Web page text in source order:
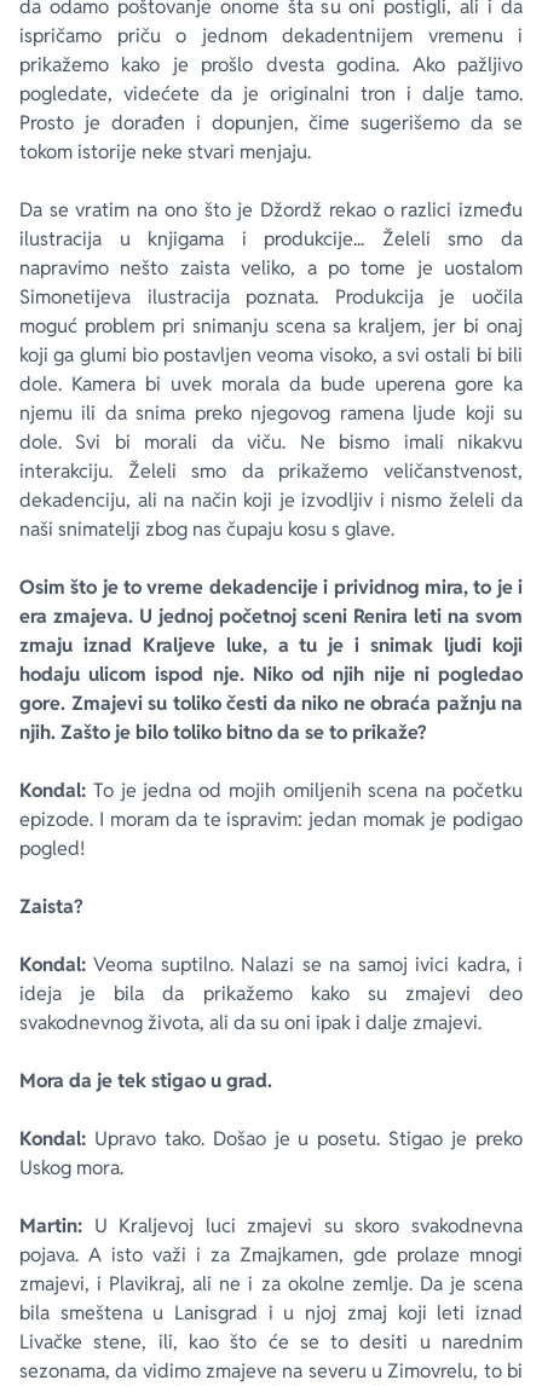
da odamo poštovanje onome šta su oni postigli, ali i da
ispričamo priču o jednom dekadentnijem vremenu i
prikažemo kako je prošlo dvesta godina. Ako pažljivo
pogledate, videćete da je originalni tron i dalje tamo.
Prosto je dorađen i dopunjen, čime sugerišemo da se
tokom istorije neke stvari menjaju.
Da se ​​vratim na ono što je Džordž rekao o razlici između
ilustracija u knjigama i produkcije... Želeli smo da
napravimo nešto zaista veliko, a po tome je uostalom
Simonetijeva ilustracija poznata. Produkcija je uočila
moguć problem pri snimanju scena sa kraljem, jer bi onaj
koji ga glumi bio postavljen veoma visoko, a svi ostali bi bili
dole. Kamera bi uvek morala da bude uperena gore ka
njemu ili da snima preko njegovog ramena ​​ljude koji su
dole. Svi bi morali da viču. Ne bismo imali nikakvu
interakciju. Želeli smo da prikažemo veličanstvenost,
dekadenciju, ali na način koji je izvodljiv i nismo želeli da
naši snimatelji zbog nas čupaju kosu s glave.
Osim što je to vreme dekadencije i prividnog mira, to je i
era zmajeva. U jednoj početnoj sceni Renira leti na svom
zmaju iznad Kraljeve luke, a tu je i snimak ljudi koji
hodaju ulicom ispod nje. Niko od njih nije ni pogledao
gore. Zmajevi su toliko česti da niko ne obraća pažnju na
njih. Zašto je bilo toliko bitno da se to prikaže?
Kondal: To je jedna od mojih omiljenih scena na početku
epizode. I moram da te ispravim: jedan momak je podigao
pogled!
Zaista?
Kondal: Veoma suptilno. Nalazi se na samoj ivici kadra, i
ideja je bila da prikažemo kako su zmajevi deo
svakodnevnog života, ali da su oni ipak i dalje zmajevi.
Mora da je tek stigao u grad.
Kondal: Upravo tako. Došao je u posetu. Stigao je preko
Uskog mora.
Martin: U Kraljevoj luci zmajevi su skoro svakodnevna
pojava. A isto važi i za Zmajkamen, gde prolaze mnogi
zmajevi, i Plavikraj, ali ne i za okolne zemlje. Da je scena
bila smeštena u Lanisgrad i u njoj zmaj koji leti iznad
Livačke stene, ili, kao što će se to desiti u narednim
sezonama, da vidimo zmajeve na severu u Zimovrelu, to bi